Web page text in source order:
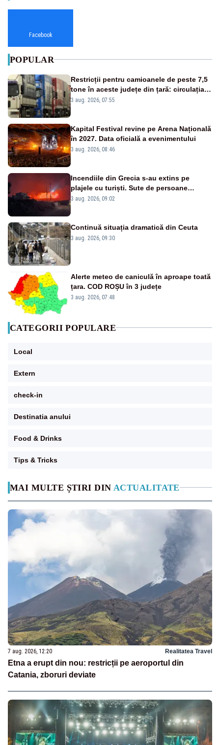
MAI MULTE ȘTIRI DIN ACTUALITATE
7 aug. 2026, 12:20 Realitatea Travel
Etna a erupt din nou: restricții pe aeroportul din
Catania, zboruri deviate
Facebook
POPULAR
Restricții pentru camioanele de peste 7,5
tone în aceste județe din țară: circulația
este interzisă luni, între orele 12:00 și
3 aug. 2026, 07:55
Kapital Festival revine pe Arena Națională
în 2027. Data oficială a evenimentului
3 aug. 2026, 08:46
Incendiile din Grecia s-au extins pe
plajele cu turiști. Sute de persoane
evacuate pe mare, drumuri blocate de
3 aug. 2026, 09:02
Continuă situația dramatică din Ceuta
3 aug. 2026, 09:30
Alerte meteo de caniculă în aproape toată
țara. COD ROȘU în 3 județe
3 aug. 2026, 07:48
CATEGORII POPULARE
Local
Extern
check-in
Destinatia anului
Food & Drinks
Tips & Tricks